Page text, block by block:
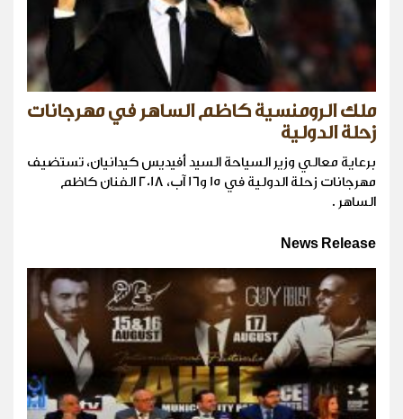
ملك الرومنسية كاظم الساهر في مهرجانات
زحلة الدولية
برعاية معالي وزير السياحة السيد أفيديس كيدانيان، تستضيف
مهرجانات زحلة الدولية في 15 و16 آب، 2018 الفنان كاظم
الساهر .
News Release